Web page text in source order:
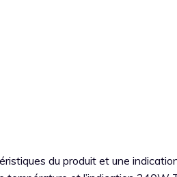
du produit et une